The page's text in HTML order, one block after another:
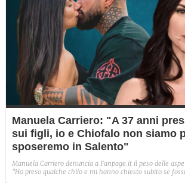
Manuela Carriero: "A 37 anni
sui figli, io e Chiofalo non siamo
sposeremo in Salento"
Manuela Carriero denuncia a Fanpage.it il peso delle
"Ho preso qualche chilo e mi hanno chiesto subito se